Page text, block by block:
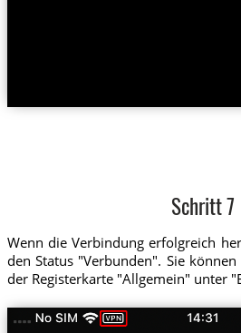
Schritt 7
Wenn die Verbindung erfolgreich
den Status "Verbunden". Sie
der Registerkarte "Allgemein" unter